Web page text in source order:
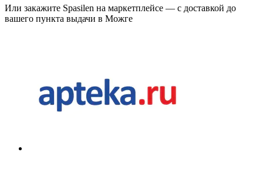
Или закажите Spasilen на маркетплейсе — с доставкой до
вашего пункта выдачи в Можге